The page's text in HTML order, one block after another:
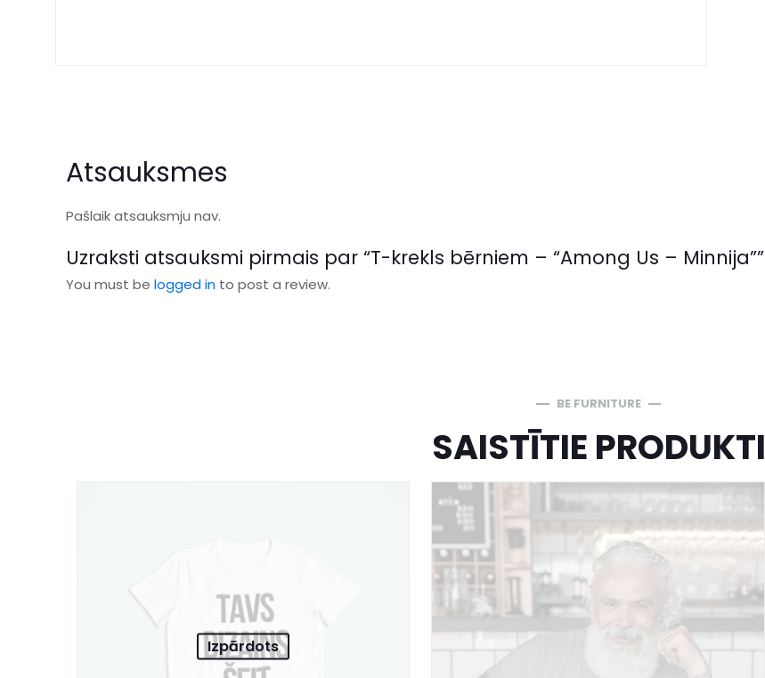
Atsauksmes
Pašlaik atsauksmju nav.
Uzraksti atsauksmi pirmais par “T-krekls bērniem – “Among Us – Minnija””
You must be logged in to post a review.
BE FURNITURE
SAISTĪTIE PRODUKTI
Izpārdots